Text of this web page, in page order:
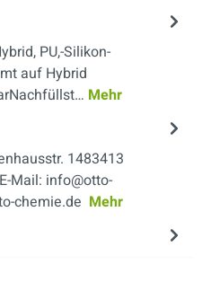
PU,-Silikon-
auf Hybrid
Mehr
1483413
Mail: info@otto-
chemie.de Mehr